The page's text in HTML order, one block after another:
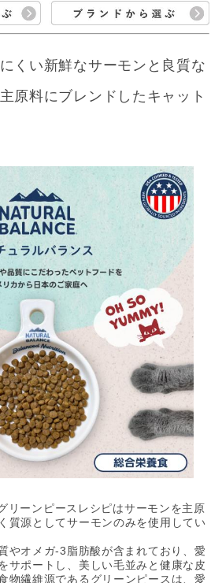
くい新鮮なサーモンと良質な
原料にブレンドしたキャット
リーンピースレシピはサーモンを主原
質源としてサーモンのみを使用してい
やオメガ-3脂肪酸が含まれており、愛
サポートし、美しい毛並みと健康な皮
物繊維源であるグリーンピースは、愛